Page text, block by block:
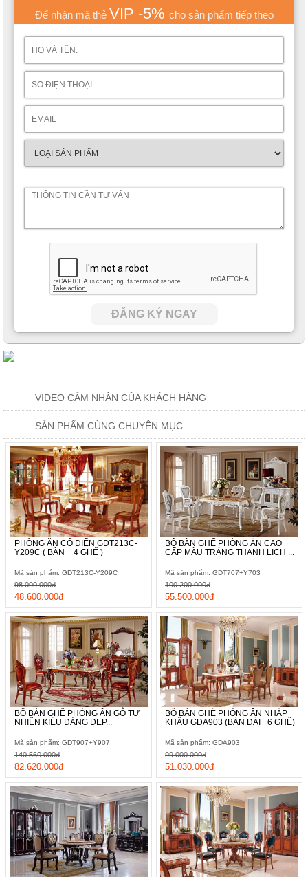
Để nhận mã thẻ VIP -5% cho sản phẩm tiếp theo
ĐĂNG KÝ NGAY
VIDEO CẢM NHẬN CỦA KHÁCH HÀNG
SẢN PHẨM CÙNG CHUYÊN MỤC
PHÒNG ĂN CỔ ĐIỂN GDT213C-
Y209C ( BÀN + 4 GHẾ )
Mã sản phẩm: GDT213C-Y209C
48.600.000đ
98.000.000đ
BỘ BÀN GHẾ PHÒNG ĂN CAO
CẤP MÀU TRẮNG THANH LỊCH ...
Mã sản phẩm: GDT707+Y703
55.500.000đ
100.200.000đ
BỘ BÀN GHẾ PHÒNG ĂN GỖ TỰ
NHIÊN KIỂU DÁNG ĐẸP...
Mã sản phẩm: GDT907+Y907
82.620.000đ
140.560.000đ
BỘ BÀN GHẾ PHÒNG ĂN NHẬP
KHẨU GDA903 (BÀN DÀI+ 6 GHẾ)
Mã sản phẩm: GDA903
51.030.000đ
99.000.000đ